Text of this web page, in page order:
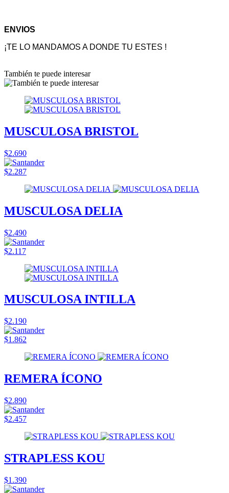
ENVIOS
¡TE LO MANDAMOS A DONDE TU ESTES !
También te puede interesar
MUSCULOSA BRISTOL
$2.690
$2.287
MUSCULOSA DELIA
$2.490
$2.117
MUSCULOSA INTILLA
$2.190
$1.862
REMERA ÍCONO
$2.890
$2.457
STRAPLESS KOU
$1.390